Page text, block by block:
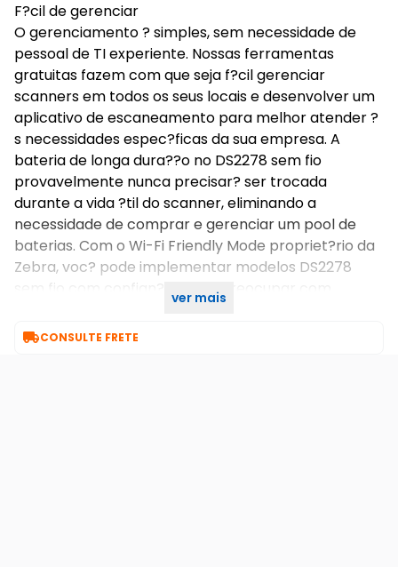
F?cil de gerenciar
O gerenciamento ? simples, sem necessidade de
pessoal de TI experiente. Nossas ferramentas
gratuitas fazem com que seja f?cil gerenciar
scanners em todos os seus locais e desenvolver um
aplicativo de escaneamento para melhor atender ?
s necessidades espec?ficas da sua empresa. A
bateria de longa dura??o no DS2278 sem fio
provavelmente nunca precisar? ser trocada
durante a vida ?til do scanner, eliminando a
necessidade de comprar e gerenciar um pool de
baterias. Com o Wi-Fi Friendly Mode propriet?rio da
Zebra, voc? pode implementar modelos DS2278
sem fio com confian?a sem se reocupar com
ver mais
CONSULTE FRETE